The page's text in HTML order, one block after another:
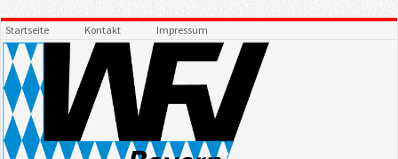
Startseite Kontakt Impressum